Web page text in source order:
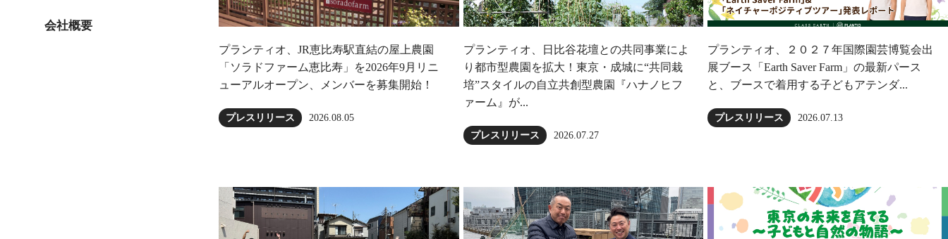
会社概要
プランティオ、JR恵比寿駅直結の屋上農園
「ソラドファーム恵比寿」を2026年9月リニ
ューアルオープン、メンバーを募集開始！
プレスリリース 2026.08.05
プランティオ、日比谷花壇との共同事業によ
り都市型農園を拡大！東京・成城に“共同栽
培”スタイルの自立共創型農園『ハナノヒフ
ァーム』が...
プレスリリース 2026.07.27
プランティオ、２０２７年国際園芸博覧会出
展ブース「Earth Saver Farm」の最新パース
と、ブースで着用する子どもアテンダ...
プレスリリース 2026.07.13